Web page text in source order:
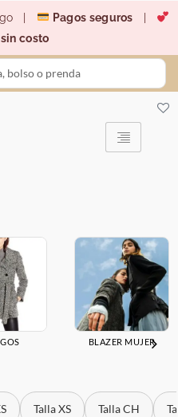
| Pagos seguros
costo
BLAZER MUJER
Talla XS Talla CH